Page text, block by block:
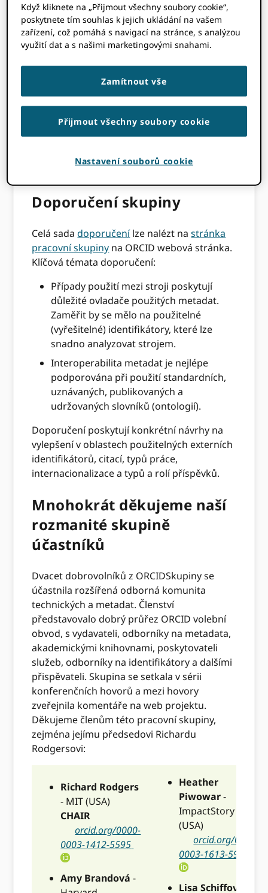
ORCID vytvořiltechnická pracovní skupinav
únoru 2013 ke zkoumání metadat použitých
skupině, aby zkontrolovala aktuální data a
modely služeb Works a předložila
doporučení pro vylepšení (viz úplné znění)
I když použitelnost a vystavení děl nebyly
témata se občas vynořila a byly také vzaty
Doporučení skupiny
Celá sadadoporučenílze nalézt nastránka
pracovní skupiny na ORCID webová stránka.
Klíčová témata doporučení:
Případy použití mezi stroji poskytují
důležité ovladače použitých metadat.
Zaměřit by se mělo na použitelné
(vyřešitelné) identifikátory, které lze
snadno analyzovat strojem.
Interoperabilita metadat je nejlépe
podporována při použití standardních,
uznávaných, publikovaných a
udržovaných slovníků (ontologií).
Doporučení poskytují konkrétní návrhy na
vylepšení v oblastech použitelných externích
identifikátorů, citací, typů práce,
internacionalizace a typů a rolí příspěvků.
Mnohokrát děkujeme naší
rozmanité skupině
účastníků
Dvacet dobrovolníků z ORCIDSkupiny se
účastnila rozšířená odborná komunita
technických a metadat. Členství
představovalo dobrý průřez ORCID volební
obvod, s vydavateli, odborníky na metadata,
akademickými knihovnami, poskytovateli
služeb, odborníky na identifikátory a dalšími
přispěvateli. Skupina se setkala v sérii
konferenčních hovorů a mezi hovory
zveřejnila komentáře na web projektu.
Děkujeme členům této pracovní skupiny,
zejména jejímu předsedovi Richardu
Rodgersovi:
Richard Rodgers
- MIT (USA)
CHAIR
orcid.org/0000-
0003-1412-5595
Amy Brandová -
Heather
Piwowar-
ImpactStory
(USA)
orcid.org/0000-
0003-1613-5981
Lisa Schiffová
Když kliknete na „Přijmout všechny soubory cookie“,
poskytnete tím souhlas k jejich ukládání na vašem
zařízení, což pomáhá s navigací na stránce, s analýzou
využití dat a s našimi marketingovými snahami.
Zamítnout vše
Přijmout všechny soubory cookie
Nastavení souborů cookie